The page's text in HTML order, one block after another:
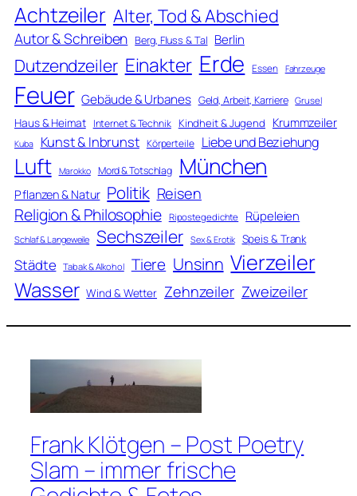
Achtzeiler Alter, Tod & Abschied
Autor & Schreiben Berg, Fluss & Tal Berlin
Dutzendzeiler Einakter Erde Essen Fahrzeuge
Feuer Gebäude & Urbanes Geld, Arbeit, Karriere Grusel
Haus & Heimat Internet & Technik Kindheit & Jugend Krummzeiler
Kuba Kunst & Inbrunst Körperteile Liebe und Beziehung
Luft Marokko Mord & Totschlag München
Pflanzen & Natur Politik Reisen
Religion & Philosophie Ripostegedichte Rüpeleien
Schlaf & Langeweile Sechszeiler Sex & Erotik Speis & Trank
Städte Tabak & Alkohol Tiere Unsinn Vierzeiler
Wasser Wind & Wetter Zehnzeiler Zweizeiler
Frank Klötgen – Post Poetry
Slam – immer frische